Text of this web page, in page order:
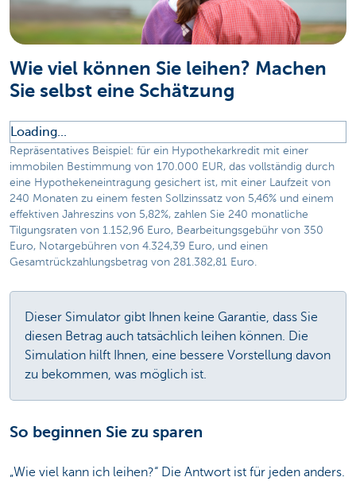
Wie viel können Sie leihen? Machen
Sie selbst eine Schätzung
Loading...
Repräsentatives Beispiel: für ein Hypothekarkredit mit einer
immobilen Bestimmung von 170.000 EUR, das vollständig durch
eine Hypothekeneintragung gesichert ist, mit einer Laufzeit von
240 Monaten zu einem festen Sollzinssatz von 5,46% und einem
effektiven Jahreszins von 5,82%, zahlen Sie 240 monatliche
Tilgungsraten von 1.152,96 Euro, Bearbeitungsgebühr von 350
Euro, Notargebühren von 4.324,39 Euro, und einen
Gesamtrückzahlungsbetrag von 281.382,81 Euro.
Dieser Simulator gibt Ihnen keine Garantie, dass Sie
diesen Betrag auch tatsächlich leihen können. Die
Simulation hilft Ihnen, eine bessere Vorstellung davon
zu bekommen, was möglich ist.
So beginnen Sie zu sparen
„Wie viel kann ich leihen?“ Die Antwort ist für jeden anders.